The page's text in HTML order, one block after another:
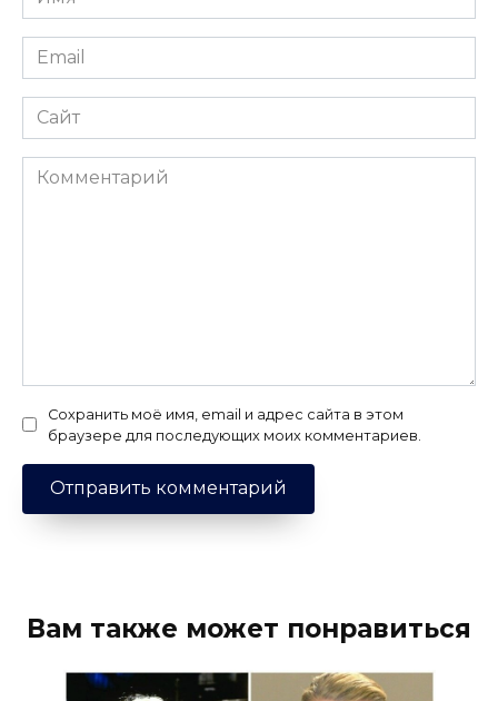
*
Email
*
Сайт
Комментарий
Сохранить моё имя, email и адрес сайта в этом
браузере для последующих моих комментариев.
Вам также может понравиться